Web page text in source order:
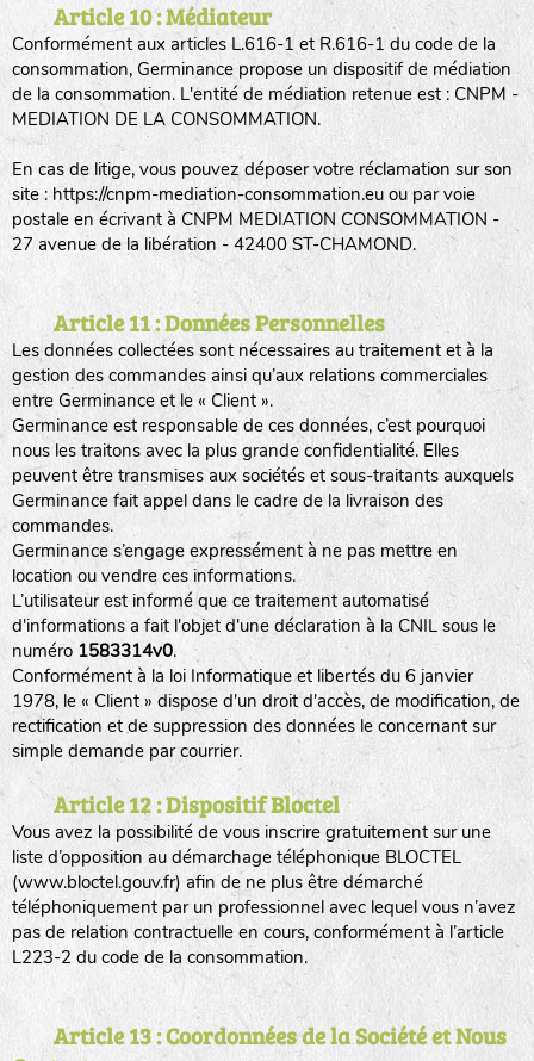
Article 10 : Médiateur
Conformément aux articles L.616-1 et R.616-1 du code de la
consommation, Germinance propose un dispositif de médiation
de la consommation. L'entité de médiation retenue est : CNPM -
MEDIATION DE LA CONSOMMATION.
En cas de litige, vous pouvez déposer votre réclamation sur son
site : https://cnpm-mediation-consommation.eu ou par voie
postale en écrivant à CNPM MEDIATION CONSOMMATION -
27 avenue de la libération - 42400 ST-CHAMOND.
Article 11 : Données Personnelles
Les données collectées sont nécessaires au traitement et à la
gestion des commandes ainsi qu’aux relations commerciales
entre Germinance et le « Client ».
Germinance est responsable de ces données, c’est pourquoi
nous les traitons avec la plus grande confidentialité. Elles
peuvent être transmises aux sociétés et sous-traitants auxquels
Germinance fait appel dans le cadre de la livraison des
commandes.
Germinance s’engage expressément à ne pas mettre en
location ou vendre ces informations.
L’utilisateur est informé que ce traitement automatisé
d'informations a fait l'objet d'une déclaration à la CNIL sous le
numéro 1583314v0.
Conformément à la loi Informatique et libertés du 6 janvier
1978, le « Client » dispose d'un droit d'accès, de modification, de
rectification et de suppression des données le concernant sur
simple demande par courrier.
Article 12 : Dispositif Bloctel
Vous avez la possibilité de vous inscrire gratuitement sur une
liste d’opposition au démarchage téléphonique BLOCTEL
(www.bloctel.gouv.fr) afin de ne plus être démarché
téléphoniquement par un professionnel avec lequel vous n’avez
pas de relation contractuelle en cours, conformément à l’article
L223-2 du code de la consommation.
Article 13 : Coordonnées de la Société et Nous